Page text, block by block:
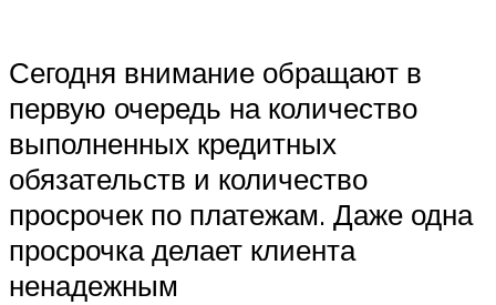
Сегодня внимание обращают в
первую очередь на количество
выполненных кредитных
обязательств и количество
просрочек по платежам. Даже одна
просрочка делает клиента
ненадежным